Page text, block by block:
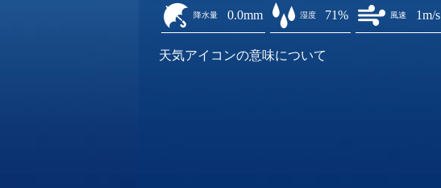
降水量 0.0mm 湿度 71% 風速 1m/s
天気アイコンの意味について